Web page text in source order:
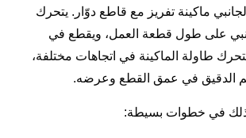
ماكينة تفريز مع قاطع دوّار. يتحرك
على طول قطعة العمل، ويقطع في
طاولة الماكينة في اتجاهات مختلفة،
الدقيق في عمق القطع وعرضه.
ذلك في خطوات بسيطة: